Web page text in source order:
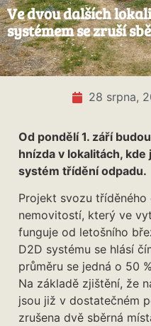
Ve dvou dalších
systémem se zruší
28 srpna,
Od pondělí 1. září
hnízda v lokalitách,
systém třídění odpadu.
Projekt svozu
nemovitostí, který ve
funguje od letošního
D2D systému se hlásí
průměru se jedná o 50
Na základě zjištění, že
jsou již v dostatečném
zrušena dvě sběrná